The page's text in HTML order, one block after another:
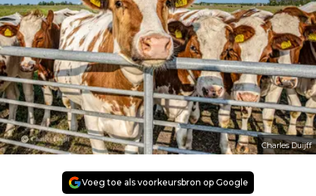
Charles Duijff
Voeg toe als voorkeursbron op Google